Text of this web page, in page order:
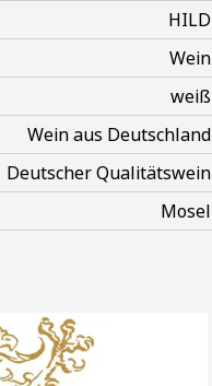
HILD
Wein
weiß
Wein aus Deutschland
Deutscher Qualitätswein
Mosel